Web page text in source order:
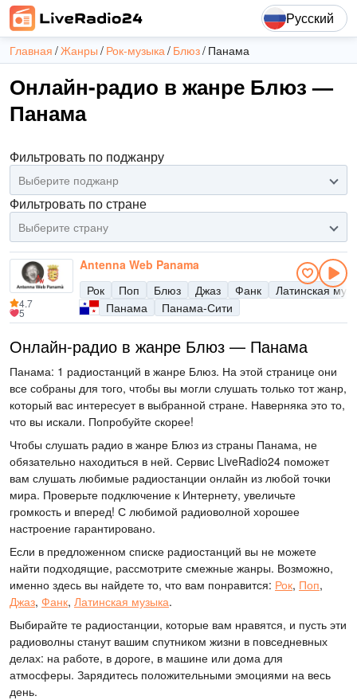
Русский
Главная Жанры Рок-музыка Блюз Панама
Онлайн-радио в жанре Блюз —
Панама
Фильтровать по поджанру
Выберите поджанр
Фильтровать по стране
Выберите страну
Antenna Web Panama
Рок
Поп Блюз Джаз Фанк
Латинская
Панама
Панама-Сити
4.7
5
Онлайн-радио в жанре Блюз — Панама
Панама: 1 радиостанций в жанре Блюз. На этой странице они
все собраны для того, чтобы вы могли слушать только тот жанр,
который вас интересует в выбранной стране. Наверняка это то,
что вы искали. Попробуйте скорее!
Чтобы слушать радио в жанре Блюз из страны Панама, не
обязательно находиться в ней. Сервис LiveRadio24 поможет
вам слушать любимые радиостанции онлайн из любой точки
мира. Проверьте подключение к Интернету, увеличьте
громкость и вперед! С любимой радиоволной хорошее
настроение гарантировано.
Если в предложенном списке радиостанций вы не можете
найти подходящие, рассмотрите смежные жанры. Возможно,
именно здесь вы найдете то, что вам понравится: Рок, Поп,
Джаз, Фанк, Латинская музыка.
Выбирайте те радиостанции, которые вам нравятся, и пусть эти
радиоволны станут вашим спутником жизни в повседневных
делах: на работе, в дороге, в машине или дома для
атмосферы. Зарядитесь положительными эмоциями на весь
день.